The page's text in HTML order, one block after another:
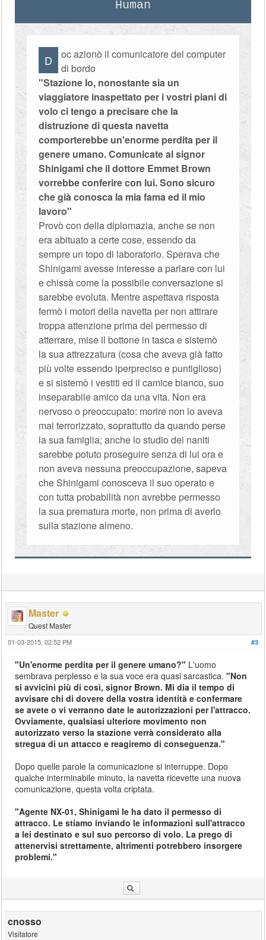
Human
D
oc azionò il comunicatore del computer
di bordo
"Stazione Io, nonostante sia un
viaggiatore inaspettato per i vostri piani di
volo ci tengo a precisare che la
distruzione di questa navetta
comporterebbe un'enorme perdita per il
genere umano. Comunicate al signor
Shinigami che il dottore Emmet Brown
vorrebbe conferire con lui. Sono sicuro
che già conosca la mia fama ed il mio
lavoro"
Provò con della diplomazia, anche se non
era abituato a certe cose, essendo da
sempre un topo di laboratorio. Sperava che
Shinigami avesse interesse a parlare con lui
e chissà come la possibile conversazione si
sarebbe evoluta. Mentre aspettava risposta
fermò i motori della navetta per non attirare
troppa attenzione prima del permesso di
atterrare, mise il bottone in tasca e sistemò
la sua attrezzatura (cosa che aveva già fatto
più volte essendo iperpreciso e puntiglioso)
e si sistemò i vestiti ed il camice bianco, suo
inseparabile amico da una vita. Non era
nervoso o preoccupato: morire non lo aveva
mai terrorizzato, soprattutto da quando perse
la sua famiglia; anche lo studio dei naniti
sarebbe potuto proseguire senza di lui ora e
non aveva nessuna preoccupazione, sapeva
che Shinigami conosceva il suo operato e
con tutta probabilità non avrebbe permesso
la sua prematura morte, non prima di averlo
sulla stazione almeno.
Master
Quest Master
#3
01-03-2015, 02:52 PM
"Un'enorme perdita per il genere umano?" L'uomo
sembrava perplesso e la sua voce era quasi sarcastica."Non
si avvicini più di così, signor Brown. Mi dia il tempo di
avvisare chi di dovere della vostra identità e confermare
se avete o vi verranno date le autorizzazioni per l'attracco.
Ovviamente, qualsiasi ulteriore movimento non
autorizzato verso la stazione verrà considerato alla
stregua di un attacco e reagiremo di conseguenza."
Dopo quelle parole la comunicazione si interruppe. Dopo
qualche interminabile minuto, la navetta ricevette una nuova
comunicazione, questa volta criptata.
"Agente NX-01, Shinigami le ha dato il permesso di
attracco. Le stiamo inviando le informazioni sull'attracco
a lei destinato e sul suo percorso di volo. La prego di
attenervisi strettamente, altrimenti potrebbero insorgere
problemi."
cnosso
Visitatore